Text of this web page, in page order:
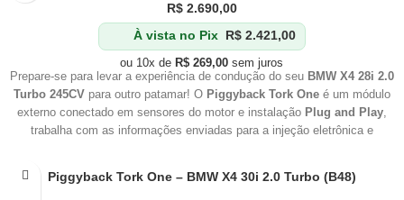
R$ 2.690,00
À vista no Pix R$ 2.421,00
ou 10x de R$ 269,00 sem juros
Prepare-se para levar a experiência de condução do seu BMW X4 28i 2.0
Turbo 245CV para outro patamar! O Piggyback Tork One é um módulo
externo conectado em sensores do motor e instalação Plug and Play,
trabalha com as informações enviadas para a injeção eletrônica e
Piggyback Tork One – BMW X4 30i 2.0 Turbo (B48)